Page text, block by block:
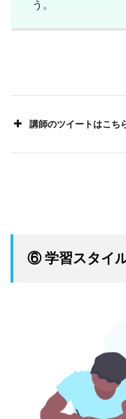
引用：SHE
引用：SHE shares
う。
講師のツイートはこち
組織課題と自身
これまであまり
してのSHEの組
https://t.co/
— りこ_SHEinc
⑥ 学習スタイ